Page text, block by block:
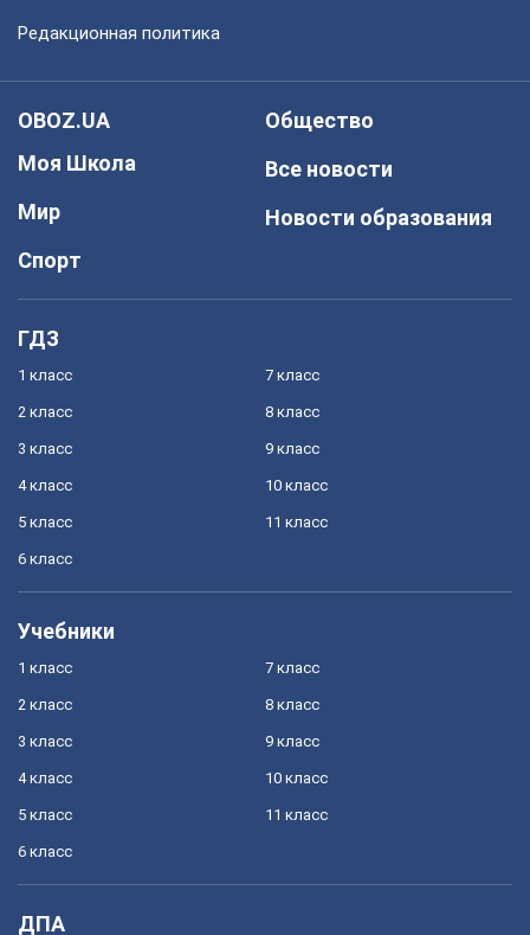
Редакционная политика
OBOZ.UA
Моя Школа
Мир
Спорт
Общество
Все новости
Новости образования
ГДЗ
1 класс
2 класс
3 класс
4 класс
5 класс
6 класс
7 класс
8 класс
9 класс
10 класс
11 класс
Учебники
1 класс
2 класс
3 класс
4 класс
5 класс
6 класс
7 класс
8 класс
9 класс
10 класс
11 класс
ДПА